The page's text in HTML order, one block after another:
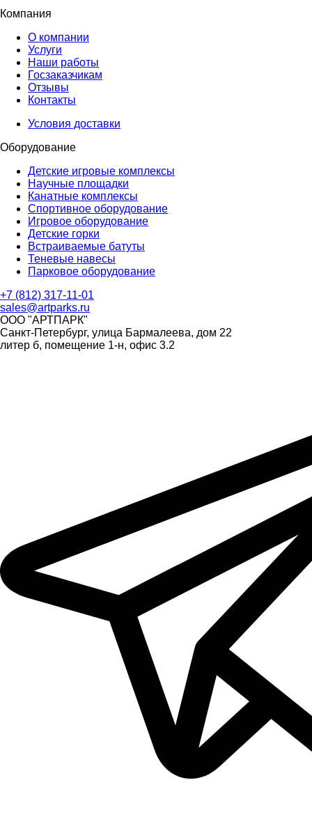
Компания
О компании
Услуги
Наши работы
Госзаказчикам
Отзывы
Контакты
Условия доставки
Оборудование
Детские игровые комплексы
Научные площадки
Канатные комплексы
Спортивное оборудование
Игровое оборудование
Детские горки
Встраиваемые батуты
Теневые навесы
Парковое оборудование
+7 (812) 317-11-01
sales@artparks.ru
ООО "АРТПАРК"
Санкт-Петербург, улица Бармалеева, дом 22
литер б, помещение 1-н, офис 3.2